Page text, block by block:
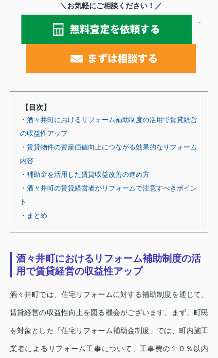
＼お気軽にご相談ください！／
【目次】
・酒々井町におけるリフォーム補助制度の活用で賃貸経営
の収益性アップ
・賃貸物件の資産価値向上につながる効果的なリフォーム
内容
・補助金を活用した賃貸収益改善の進め方
・酒々井町の賃貸経営者がリフォームで注意すべきポイン
ト
・まとめ
酒々井町におけるリフォーム補助制度の活
用で賃貸経営の収益性アップ
酒々井町では、住宅リフォームに対する補助制度を通じて、
賃貸経営の収益性向上を図る機会がございます。まず、町民
を対象とした「住宅リフォーム補助金制度」では、町内施工
業者によるリフォーム工事について、工事費の１０％以内